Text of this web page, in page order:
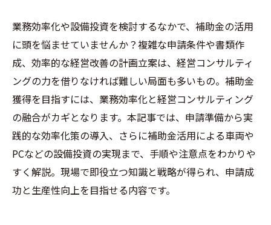
業務効率化や設備投資を検討するなかで、補助金の活用
に頭を悩ませていませんか？複雑な申請条件や書類作
成、効率的な経営改善の計画立案は、経営コンサルティ
ングの力を借りなければ難しい局面も多いもの。補助金
獲得を目指すには、業務効率化と経営コンサルティング
の融合がカギとなります。本記事では、申請準備から実
践的な効率化策の導入、さらに補助金活用による車両や
PCなどの設備投資の実現まで、手順や注意点をわかりや
すく解説。現場で即役立つ知識と戦略が得られ、申請成
功と生産性向上を目指せる内容です。